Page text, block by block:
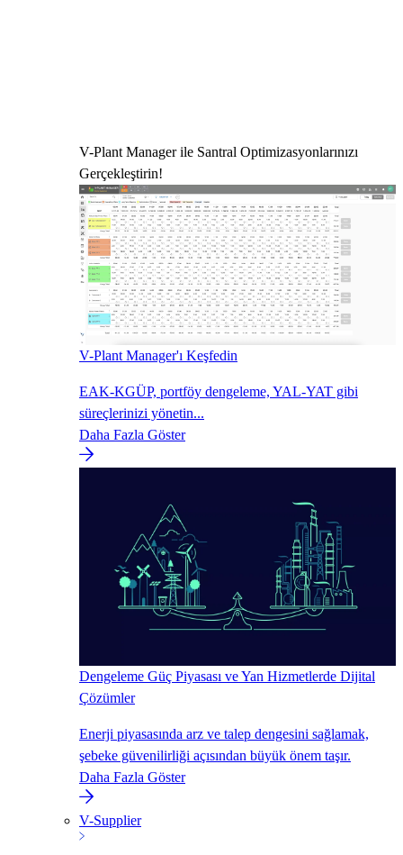
V-Plant Manager ile Santral Optimizasyonlarınızı
Gerçekleştirin!
V-Plant Manager'ı Keşfedin
EAK-KGÜP, portföy dengeleme, YAL-YAT gibi
süreçlerinizi yönetin...
Daha Fazla Göster
Dengeleme Güç Piyasası ve Yan Hizmetlerde Dijital
Çözümler
Enerji piyasasında arz ve talep dengesini sağlamak,
şebeke güvenilirliği açısından büyük önem taşır.
Daha Fazla Göster
V-Supplier